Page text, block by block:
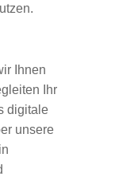
Ihnen
Ihr
digitale
unsere